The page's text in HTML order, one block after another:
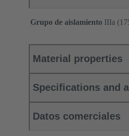
Grupo de aislamiento IIIa
Material properties
Specifications and
Datos comerciales